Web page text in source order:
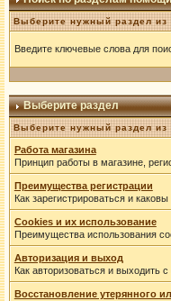
Выберите нужный раздел из
Введите ключевые слова для
Выберите раздел
Выберите нужный раздел из
Работа магазина
Принцип работы в магазине,
Преимущества регистрации
Как зарегистрироваться и
Cookies и их использование
Преимущества использования
Авторизация и выход
Как авторизоваться и выходить
Восстановление утерянного